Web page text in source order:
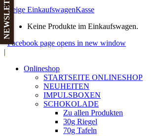
Zeige EinkaufswagenKasse
Keine Produkte im Einkaufswagen.
Facebook page opens in new window
|
Onlineshop
STARTSEITE ONLINESHOP
NEUHEITEN
IMPULSBOXEN
SCHOKOLADE
Zu allen Produkten
30g Riegel
70g Tafeln